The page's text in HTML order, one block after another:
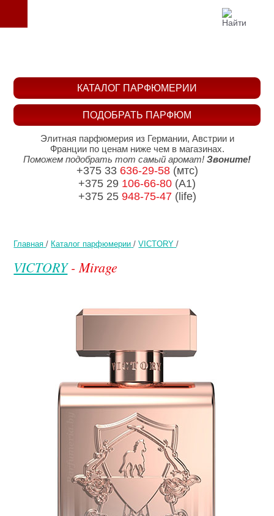
Главная / Каталог парфюмерии /VICTORY /
VICTORY- Mirage
ПОДОБРАТЬ ПАРФЮМ
КАТАЛОГ ПАРФЮМЕРИИ
Элитная парфюмерия из Германии, Австрии и
Франции по ценам ниже чем в магазинах.
Поможем подобрать тот самый аромат! Звоните!
+375 33 636-29-58(мтс)
+375 29 106-66-80 (A1)
+375 25 948-75-47(life)